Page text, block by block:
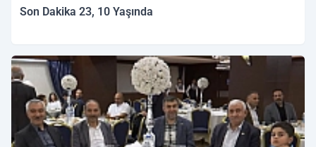
Son Dakika 23, 10 Yaşında